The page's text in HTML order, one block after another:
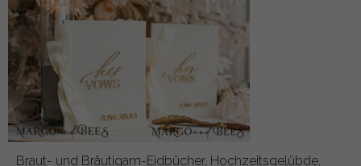
Braut- und Bräutigam-Eidbücher, Hochzeitsgelübde,